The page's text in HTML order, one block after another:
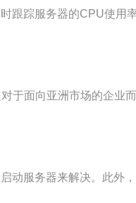
跟踪服务器的CPU使用
于面向亚洲市场的企业
服务器来解决。此外，